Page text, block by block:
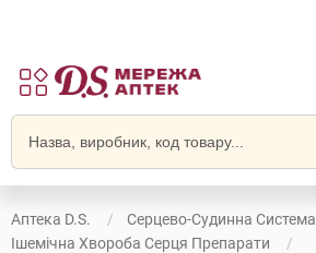
Аптека D.S.
Серцево-Судинна Система
Ішемічна Хвороба Серця Препарати